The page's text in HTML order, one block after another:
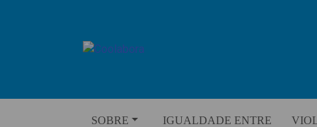
SOBRE
IGUALDADE ENTRE